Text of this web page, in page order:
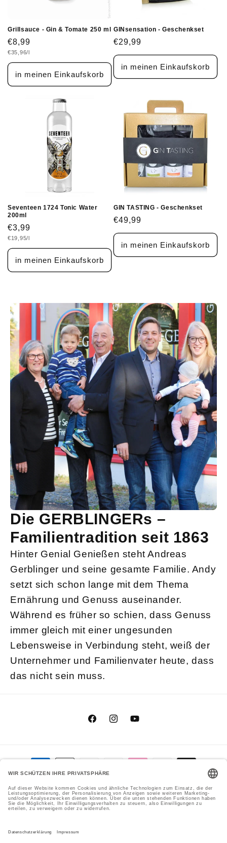
Grillsauce - Gin & Tomate 250 ml
Normaler
Preis
€8,99
Grundpreis
€35,96/l
in meinen Einkaufskorb
GINsensation - Geschenkset
Normaler
Preis
€29,99
in meinen Einkaufskorb
Seventeen 1724 Tonic Water
200ml
Normaler
Preis
€3,99
Grundpreis
€19,95/l
in meinen Einkaufskorb
GIN TASTING - Geschenkset
Normaler
Preis
€49,99
in meinen Einkaufskorb
Die GERBLINGERs –
Familientradition seit 1863
Hinter Genial Genießen steht Andreas
Gerblinger und seine gesamte Familie. Andy
setzt sich schon lange mit dem Thema
Ernährung und Genuss auseinander.
Während es früher so schien, dass Genuss
immer gleich mit einer ungesunden
Lebensweise in Verbindung steht, weiß der
Unternehmer und Familienvater heute, dass
das nicht sein muss.
FacebookInstagram
Zahlungsmethoden
© 2026,Genial Genießen GmbHCookie-Einstellungen